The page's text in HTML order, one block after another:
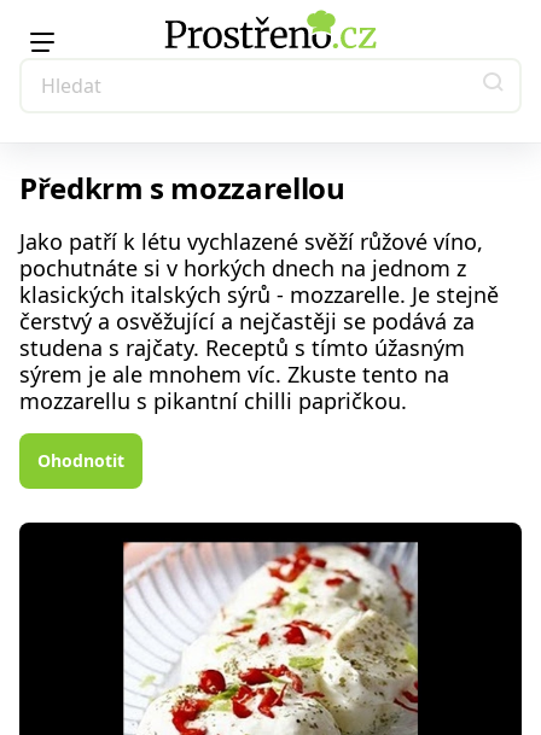
Předkrm s mozzarellou
Jako patří k létu vychlazené svěží růžové víno,
pochutnáte si v horkých dnech na jednom z
klasických italských sýrů - mozzarelle. Je stejně
čerstvý a osvěžující a nejčastěji se podává za
studena s rajčaty. Receptů s tímto úžasným
sýrem je ale mnohem víc. Zkuste tento na
mozzarellu s pikantní chilli papričkou.
Ohodnotit